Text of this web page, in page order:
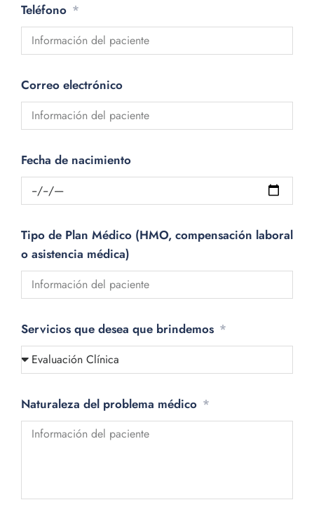
Teléfono
Correo electrónico
Fecha de nacimiento
Tipo de Plan Médico (HMO, compensación laboral
o asistencia médica)
Servicios que desea que brindemos
Naturaleza del problema médico